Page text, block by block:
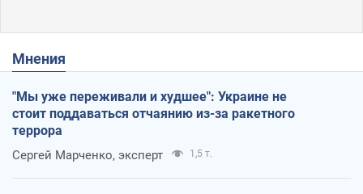
Мнения
"Мы уже переживали и худшее": Украине не
стоит поддаваться отчаянию из-за ракетного
террора
Сергей Марченко, эксперт 1,5 т.